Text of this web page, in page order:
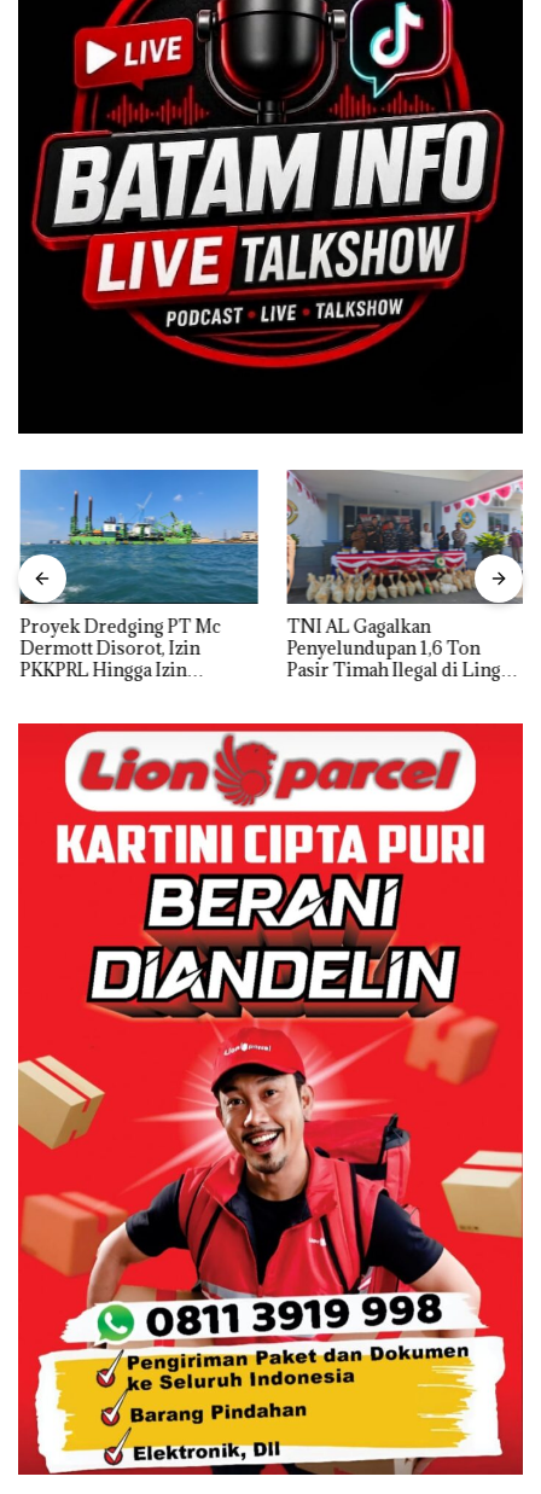
Proyek Dredging PT Mc
Dermott Disorot, Izin
PKKPRL Hingga Izin
TNI AL Gagalkan
Penyelundupan 1,6 Ton
Pasir Timah Ilegal di Lingga,
Diselundupkan ke Malaysia